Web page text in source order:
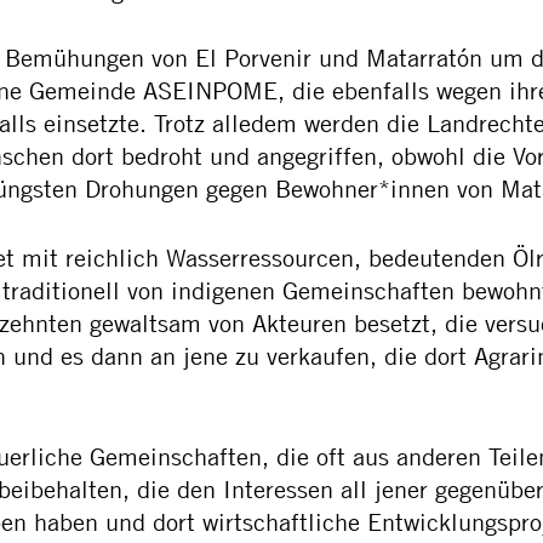
von El Porvenir und Matarratón um
Gemeinde ASEINPOME, die ebenfalls wegen
einsetzte. Trotz alledem werden die
dort bedroht und angegriffen, obwohl die
Drohungen gegen Bewohner*innen von
mit reichlich Wasserressourcen, bedeutenden
von indigenen Gemeinschaften
gewaltsam von Akteuren besetzt, die
es dann an jene zu verkaufen, die dort
Gemeinschaften, die oft aus anderen
die den Interessen all jener
haben und dort wirtschaftliche